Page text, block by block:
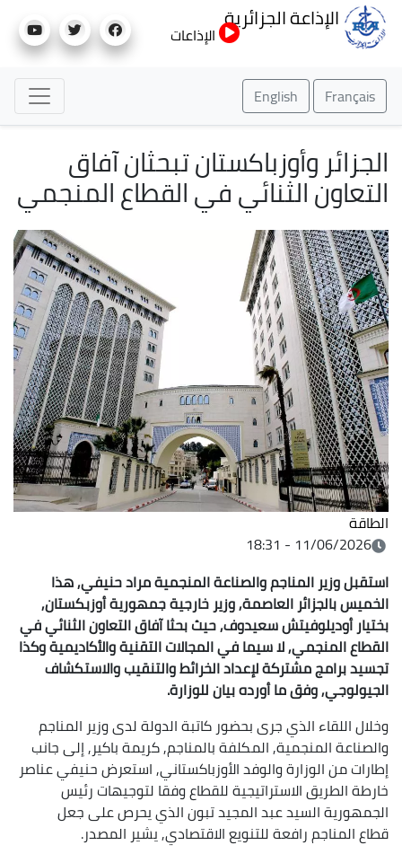
إلى
الإذاعة الجزائرية
الإذاعات
Français
English
الجزائر وأوزباكستان تبحثان آفاق
التعاون الثنائي في القطاع المنجمي
الطاقة
11/06/2026 - 18:31
استقبل وزير المناجم والصناعة المنجمية مراد حنيفي, هذا
الخميس بالجزائر العاصمة, وزير خارجية جمهورية أوزبكستان,
بختيار أوديلوفيتش سعيدوف, حيث بحثا آفاق التعاون الثنائي في
القطاع المنجمي, لا سيما في المجالات التقنية والأكاديمية وكذا
تجسيد برامج مشتركة لإعداد الخرائط والتنقيب والاستكشاف
الجيولوجي, وفق ما أورده بيان للوزارة.
وخلال اللقاء الذي جرى بحضور كاتبة الدولة لدى وزير المناجم
والصناعة المنجمية, المكلفة بالمناجم, كريمة باكير, إلى جانب
إطارات من الوزارة والوفد الأوزباكستاني, استعرض حنيفي عناصر
خارطة الطريق الاستراتيجية للقطاع وفقا لتوجيهات رئيس
الجمهورية السيد عبد المجيد تبون الذي يحرص على جعل
قطاع المناجم رافعة للتنويع الاقتصادي, يشير المصدر.